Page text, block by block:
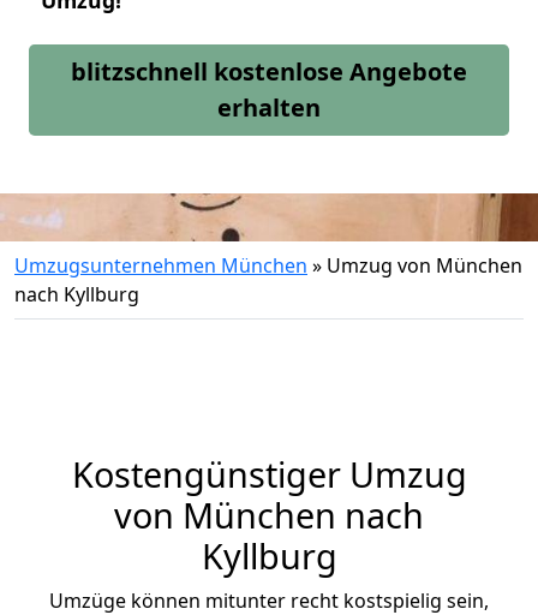
blitzschnell kostenlose Angebote
erhalten
Umzugsunternehmen München » Umzug von München
nach Kyllburg
Kostengünstiger Umzug
von München nach
Kyllburg
Umzüge können mitunter recht kostspielig sein,